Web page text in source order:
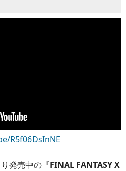
R5f06DsInNE
発売中の『FINAL FANTASY X